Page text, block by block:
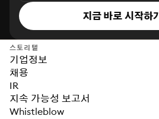
지금 바로 시작하기
스토리텔
기업정보
채용
IR
지속 가능성 보고서
Whistleblow